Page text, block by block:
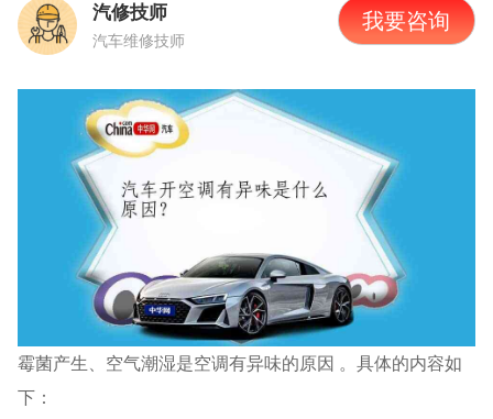
汽修技师
汽车维修技师
我要咨询
霉菌产生、空气潮湿是空调有异味的原因 。具体的内容如
下：